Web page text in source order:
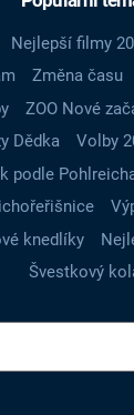
Nejlepší filmy
Změna času
ZOO Nové
Dědka
Volby
podle
knedlíky
Švestkový